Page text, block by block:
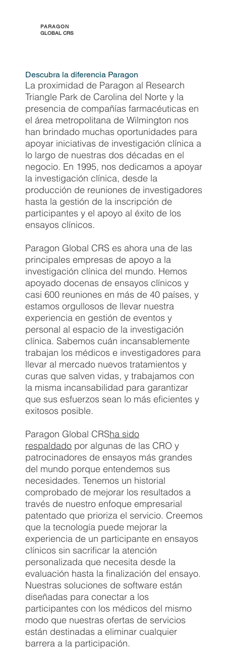
PARAGON
GLOBAL CRS
Descubra la diferencia Paragon
La proximidad de Paragon al Research
Triangle Park de Carolina del Norte y la
presencia de compañías farmacéuticas en
el área metropolitana de Wilmington nos
han brindado muchas oportunidades para
apoyar iniciativas de investigación clínica a
lo largo de nuestras dos décadas en el
negocio. En 1995, nos dedicamos a apoyar
la investigación clínica, desde la
producción de reuniones de investigadores
hasta la gestión de la inscripción de
participantes y el apoyo al éxito de los
ensayos clínicos.
Paragon Global CRS es ahora una de las
principales empresas de apoyo a la
investigación clínica del mundo. Hemos
apoyado docenas de ensayos clínicos y
casi 600 reuniones en más de 40 países, y
estamos orgullosos de llevar nuestra
experiencia en gestión de eventos y
personal al espacio de la investigación
clínica. Sabemos cuán incansablemente
trabajan los médicos e investigadores para
llevar al mercado nuevos tratamientos y
curas que salven vidas, y trabajamos con
la misma incansabilidad para garantizar
que sus esfuerzos sean lo más eficientes y
exitosos posible.
Paragon Global CRSha sido
respaldado por algunas de las CRO y
patrocinadores de ensayos más grandes
del mundo porque entendemos sus
necesidades. Tenemos un historial
comprobado de mejorar los resultados a
través de nuestro enfoque empresarial
patentado que prioriza el servicio. Creemos
que la tecnología puede mejorar la
experiencia de un participante en ensayos
clínicos sin sacrificar la atención
personalizada que necesita desde la
evaluación hasta la finalización del ensayo.
Nuestras soluciones de software están
diseñadas para conectar a los
participantes con los médicos del mismo
modo que nuestras ofertas de servicios
están destinadas a eliminar cualquier
barrera a la participación.